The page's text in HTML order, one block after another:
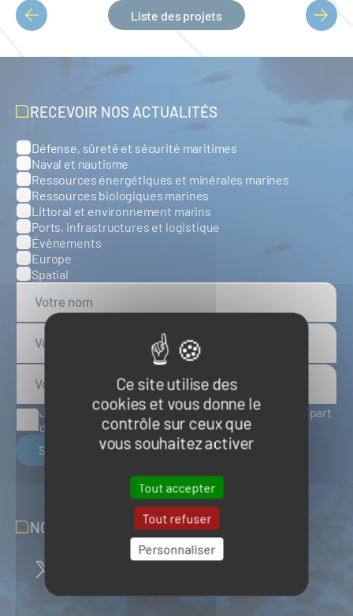
Ce site utilise des
cookies et vous donne le
contrôle sur ceux que
vous souhaitez activer
Tout accepter
Tout refuser
Personnaliser
PAGINATION
Liste des projets
RECEVOIR NOS ACTUALITÉS
Catégories
Défense, sûreté et sécurité maritimes
Naval et nautisme
Ressources énergétiques et minérales marines
Ressources biologiques marines
Littoral et environnement marins
Ports, infrastructures et logistique
Évènements
Europe
Spatial
J'accepte de recevoir des articles d'actualité de la part
du Pôle Mer Bretagne Atlantique
S'inscrire
NOUS SUIVRE SUR LES RÉSEAUX